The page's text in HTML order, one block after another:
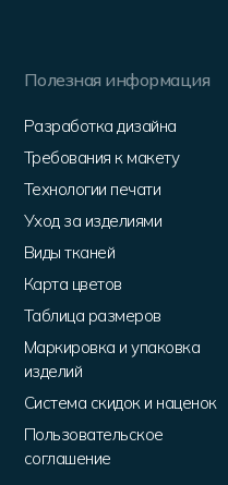
Полезная информация
Разработка дизайна
Требования к макету
Технологии печати
Уход за изделиями
Виды тканей
Карта цветов
Таблица размеров
Маркировка и упаковка
изделий
Система скидок и наценок
Пользовательское
соглашение